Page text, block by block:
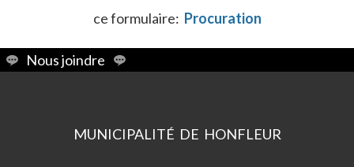
ce formulaire: Procuration
Nous joindre
MUNICIPALITÉ DE HONFLEUR